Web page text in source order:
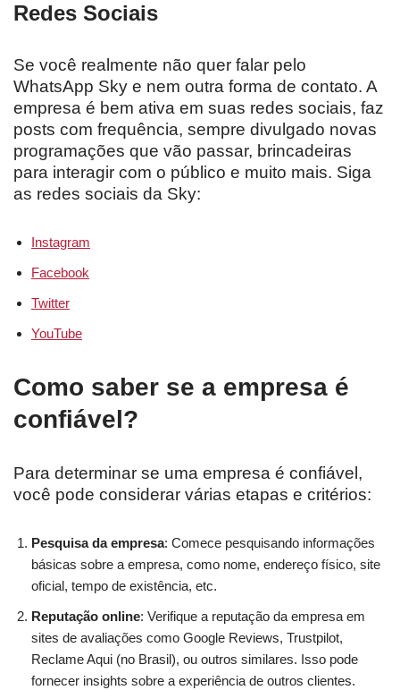
Redes Sociais
Se você realmente não quer falar pelo
WhatsApp Sky e nem outra forma de contato. A
empresa é bem ativa em suas redes sociais, faz
posts com frequência, sempre divulgado novas
programações que vão passar, brincadeiras
para interagir com o público e muito mais. Siga
as redes sociais da Sky:
Instagram
Facebook
Twitter
YouTube
Como saber se a empresa é
confiável?
Para determinar se uma empresa é confiável,
você pode considerar várias etapas e critérios:
Pesquisa da empresa: Comece pesquisando informações
básicas sobre a empresa, como nome, endereço físico, site
oficial, tempo de existência, etc.
Reputação online: Verifique a reputação da empresa em
sites de avaliações como Google Reviews, Trustpilot,
Reclame Aqui (no Brasil), ou outros similares. Isso pode
fornecer insights sobre a experiência de outros clientes.